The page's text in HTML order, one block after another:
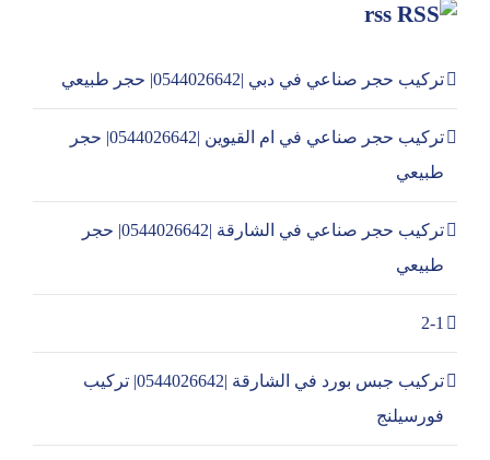
rss
تركيب حجر صناعي في دبي |0544026642| حجر طبيعي
تركيب حجر صناعي في ام القيوين |0544026642| حجر
طبيعي
تركيب حجر صناعي في الشارقة |0544026642| حجر
طبيعي
2-1
تركيب جبس بورد في الشارقة |0544026642| تركيب
فورسيلنج